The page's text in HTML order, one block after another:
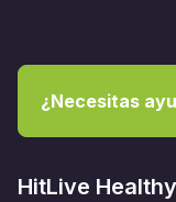
¿Necesitas
HitLive